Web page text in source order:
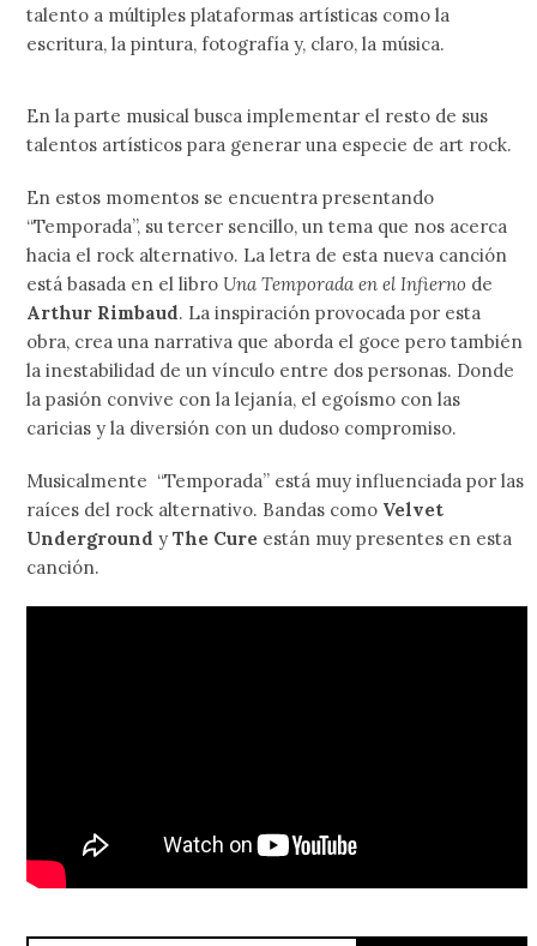
talento a múltiples plataformas artísticas como la
escritura, la pintura, fotografía y, claro, la música.
En la parte musical busca implementar el resto de sus
talentos artísticos para generar una especie de art rock.
En estos momentos se encuentra presentando
“Temporada”, su tercer sencillo, un tema que nos acerca
hacia el rock alternativo. La letra de esta nueva canción
está basada en el libro Una Temporada en el Infierno de
Arthur Rimbaud. La inspiración provocada por esta
obra, crea una narrativa que aborda el goce pero también
la inestabilidad de un vínculo entre dos personas. Donde
la pasión convive con la lejanía, el egoísmo con las
caricias y la diversión con un dudoso compromiso.
Musicalmente “Temporada” está muy influenciada por las
raíces del rock alternativo. Bandas como Velvet
Underground yThe Cure están muy presentes en esta
canción.